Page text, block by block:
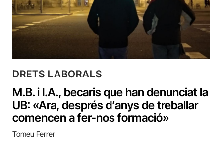
DRETS LABORALS
M.B. i I.A., becaris que han denunciat la
UB:‌ «Ara, després d’anys de treballar
comencen a fer-nos formació»
Tomeu Ferrer